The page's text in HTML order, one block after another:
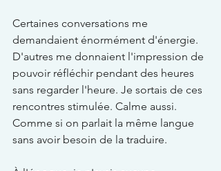
Certaines conversations me
demandaient énormément d'énergie.
D'autres me donnaient l'impression de
pouvoir réfléchir pendant des heures
sans regarder l'heure. Je sortais de ces
rencontres stimulée. Calme aussi.
Comme si on parlait la même langue
sans avoir besoin de la traduire.